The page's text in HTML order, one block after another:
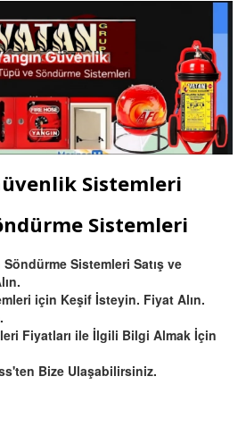
Sistemleri
Sistemleri
Söndürme Sistemleri Satış ve
için Keşif İsteyin. Fiyat Alın.
Fiyatları ile İlgili Bilgi Almak İçin
Bize Ulaşabilirsiniz.